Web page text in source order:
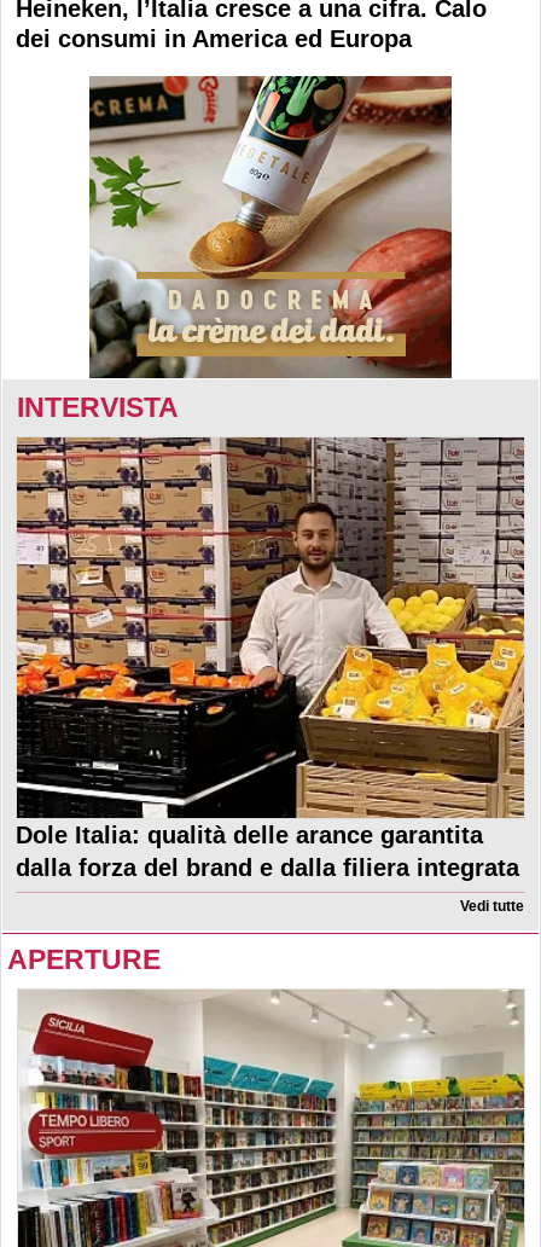
Heineken, l’Italia cresce a una cifra. Calo
dei consumi in America ed Europa
INTERVISTA
Dole Italia: qualità delle arance garantita
dalla forza del brand e dalla filiera integrata
Vedi tutte
APERTURE